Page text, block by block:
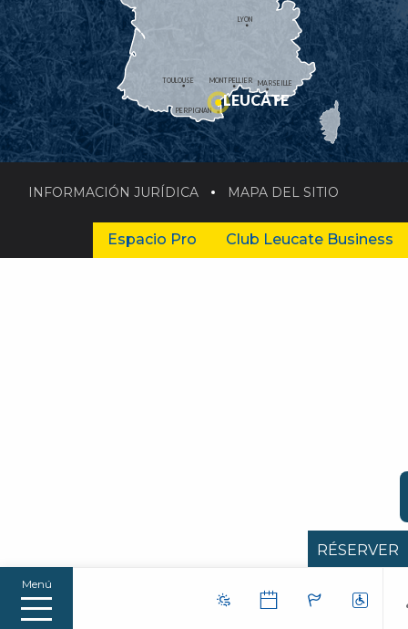
Menú
MONTPELLIER
PERPIGNAN
MARSEILLE
TOULOUSE
LYON
LEUCATE
INFORMACIÓN JURÍDICA MAPA DEL SITIO
Espacio Pro Club Leucate Business
RÉSERVER